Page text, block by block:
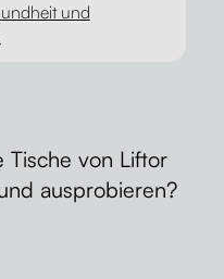
und
Tische von Liftor
ausprobieren?